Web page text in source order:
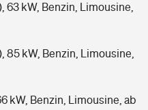
63 kW, Benzin, Limousine,
85 kW, Benzin, Limousine,
kW, Benzin, Limousine, ab